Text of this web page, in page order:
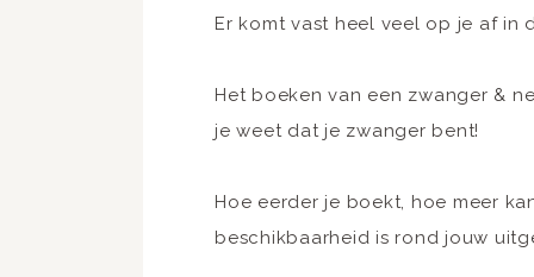
Er komt vast heel veel op je af
Het boeken van een zwanger &
je weet dat je zwanger bent!
Hoe eerder je boekt, hoe meer
beschikbaarheid is rond jouw